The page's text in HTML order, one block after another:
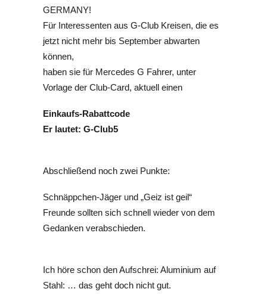
GERMANY!
Für Interessenten aus G-Club Kreisen, die es
jetzt nicht mehr bis September abwarten
können,
haben sie für Mercedes G Fahrer, unter
Vorlage der Club-Card, aktuell einen
Einkaufs-Rabattcode
Er lautet: G-Club5
Abschließend noch zwei Punkte:
Schnäppchen-Jäger und „Geiz ist geil“
Freunde sollten sich schnell wieder von dem
Gedanken verabschieden.
Ich höre schon den Aufschrei: Aluminium auf
Stahl: … das geht doch nicht gut.